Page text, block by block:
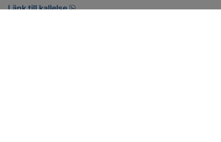
Länk till kallelse
pdf, öppnas i nytt fönster.